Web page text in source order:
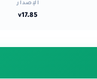
الإصدار
v17.85